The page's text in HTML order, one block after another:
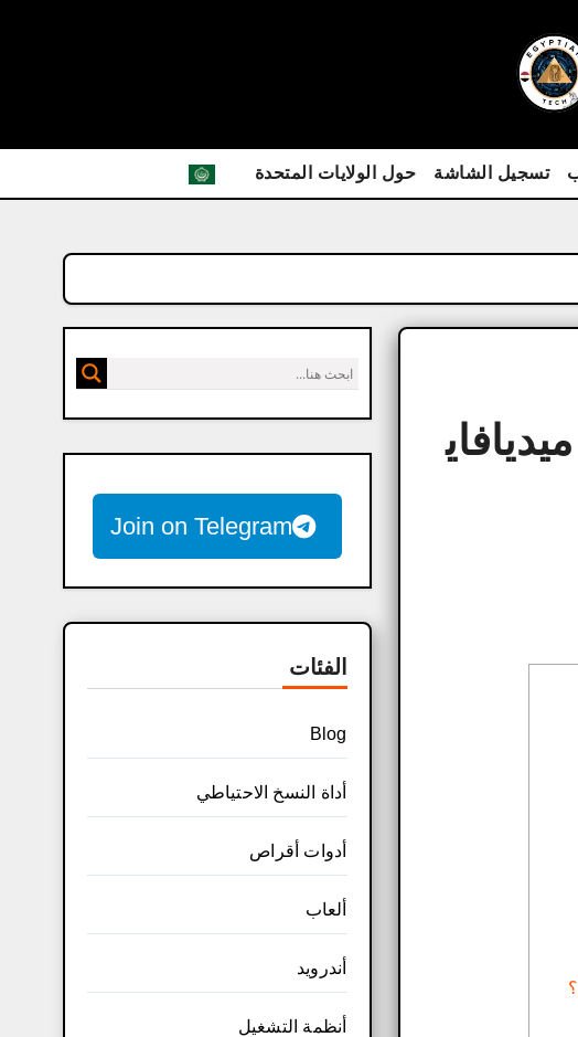
تسجيل الشاشة حول الولايات المتحدة
من ميديافاي
Join on Telegram
الفئات
Blog
أداة النسخ الاحتياطي
أدوات أقراص
ألعاب
أندرويد
أنظمة التشغيل